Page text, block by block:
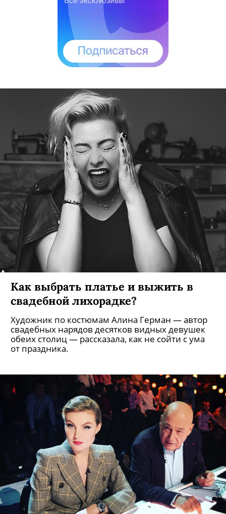
Сломавшая позвоночник спортсменка вышла
замуж за горнолыжника Алексея Чаадаева, и в
конце весны в их семье будет пополнение.
Как выбрать платье и выжить в
свадебной лихорадке?
Художник по костюмам Алина Герман — автор
свадебных нарядов десятков видных девушек
обеих столиц — рассказала, как не сойти с ума
от праздника.